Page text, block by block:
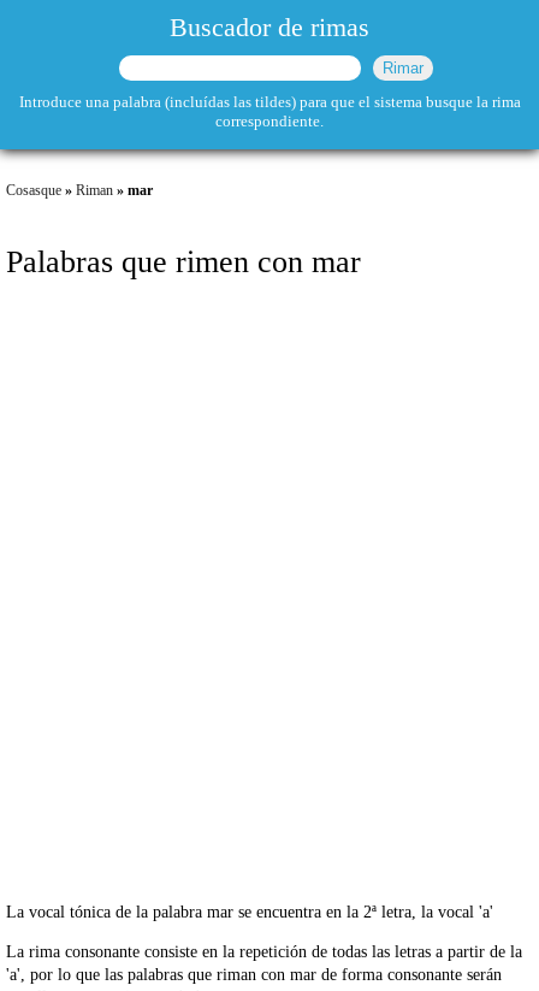
Buscador de rimas
Introduce una palabra (incluídas las tildes) para que el sistema busque la rima
correspondiente.
Cosasque » Riman » mar
Palabras que rimen con mar
La vocal tónica de la palabra mar se encuentra en la 2ª letra, la vocal 'a'
La rima consonante consiste en la repetición de todas las letras a partir de la
'a', por lo que las palabras que riman con mar de forma consonante serán